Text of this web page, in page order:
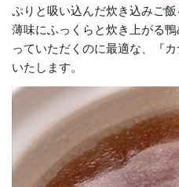
ぷりと吸い込んだ炊き込みご飯
薄味にふっくらと炊き上がる
っていただくのに最適な、『
いたします。